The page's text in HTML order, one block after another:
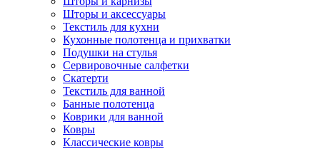
Шторы и аксессуары
Текстиль для кухни
Кухонные полотенца и прихватки
Подушки на стулья
Сервировочные салфетки
Скатерти
Текстиль для ванной
Банные полотенца
Коврики для ванной
Ковры
Классические ковры